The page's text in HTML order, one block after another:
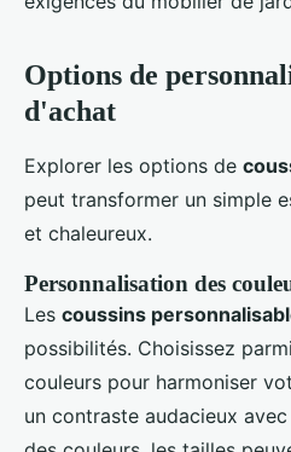
Options de
d'achat
Explorer les options de
peut transformer un simple
et chaleureux.
Personnalisation des
Les coussins
possibilités. Choisissez
couleurs pour harmoniser
un contraste audacieux